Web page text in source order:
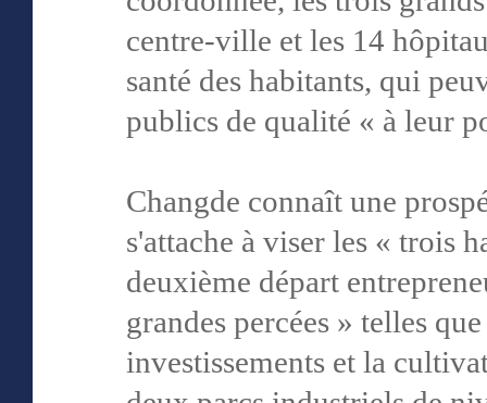
centre-ville et les 14
santé des habitants, qui
publics de qualité « à leur
Changde connaît une
s'attache à viser les « trois
deuxième départ
grandes percées » telles
investissements et la